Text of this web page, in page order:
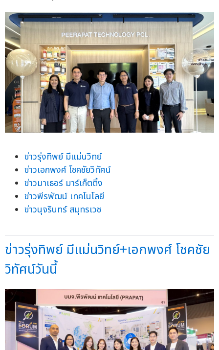
ข่าวรุ่งทิพย์ มีแม่นวิทย์
ข่าวเอกพงศ์ โชคชัยวิทัศน์
ข่าวมาเธอร์ มาร์เก็ตติ้ง
ข่าวพีรพัฒน์ เทคโนโลยี
ข่าวนุจรินทร์ สมุทรเวช
ข่าวรุ่งทิพย์ มีแม่นวิทย์+เอกพงศ์ โชคชัย
วิทัศน์วันนี้